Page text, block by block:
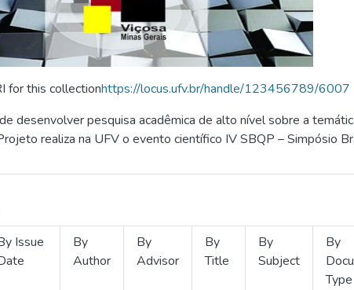
for this collectionhttps://locus.ufv.br/handle/123456789/6007
desenvolver pesquisa acadêmica de alto nível sobre a
realiza na UFV o evento científico IV SBQP – Simpósio
Issue
By
Author
By
Advisor
By
Title
By
Subject
By
Type